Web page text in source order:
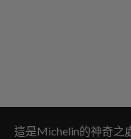
這是Michelin的神奇之